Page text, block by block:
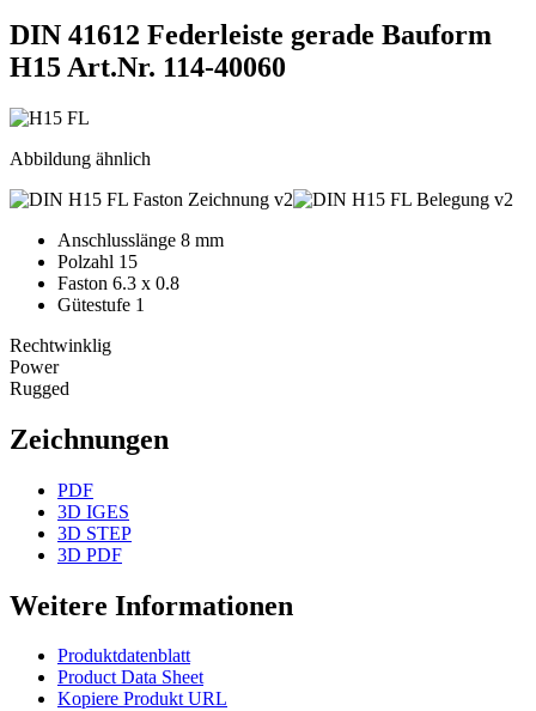
DIN 41612 Federleiste gerade Bauform
H15 Art.Nr. 114-40060
Abbildung ähnlich
Anschlusslänge 8 mm
Polzahl 15
Faston 6.3 x 0.8
Gütestufe 1
Rechtwinklig
Power
Rugged
Zeichnungen
PDF
3D IGES
3D STEP
3D PDF
Weitere Informationen
Produktdatenblatt
Product Data Sheet
Kopiere Produkt URL